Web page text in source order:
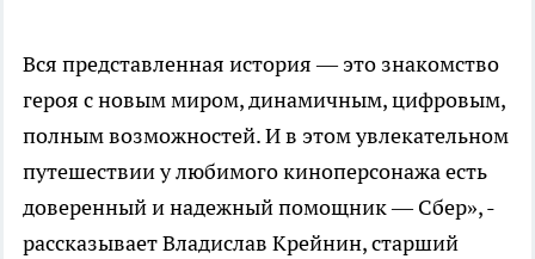
Вся представленная история — это знакомство
героя с новым миром, динамичным, цифровым,
полным возможностей. И в этом увлекательном
путешествии у любимого киноперсонажа есть
доверенный и надежный помощник — Сбер», -
рассказывает Владислав Крейнин, старший